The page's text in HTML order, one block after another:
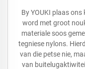
By YOUKI plaas
word met groot
materiale soos
tegniese nylons.
van die petse nie,
van